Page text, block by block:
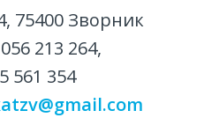
75400 Зворник
213 264,
561 354